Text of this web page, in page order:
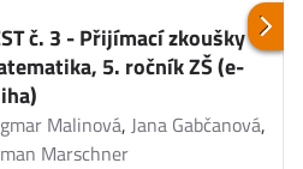
č. 3 - Přijímací zkoušky -
5. ročník ZŠ (e-
Malinová, Jana Gabčanová,
Marschner